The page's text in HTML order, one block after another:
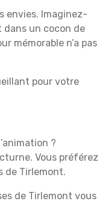
envies. Imaginez-
dans un cocon de
mémorable n’a pas
pour votre
?
Vous préférez
de Tirlemont.
de Tirlemont vous